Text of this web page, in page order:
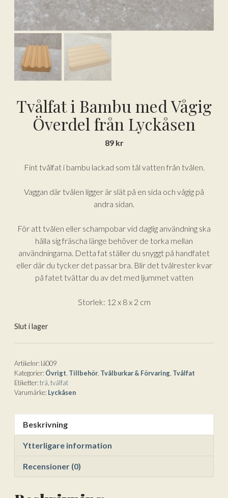
Tvålfat i Bambu med Vågig
Överdel från Lyckåsen
89 kr
Fint tvålfat i bambu lackad som tål vatten från tvålen.
Vaggan där tvålen ligger är slät på en sida och vågig på
andra sidan.
För att tvålen eller schampobar vid daglig användning ska
hålla sig fräscha länge behöver de torka mellan
användningarna. Detta fat ställer du snyggt på handfatet
eller där du tycker det passar bra. Blir det tvålrester kvar
på fatet tvättar du av det med ljummet vatten
Storlek: 12 x 8 x 2 cm
Slut i lager
Artikelnr: lå009
Kategorier: Övrigt Tillbehör Tvålburkar & Förvaring Tvålfat
Etiketter:trä tvålfat
Varumärke: Lyckåsen
Beskrivning
Ytterligare information
Recensioner (0)